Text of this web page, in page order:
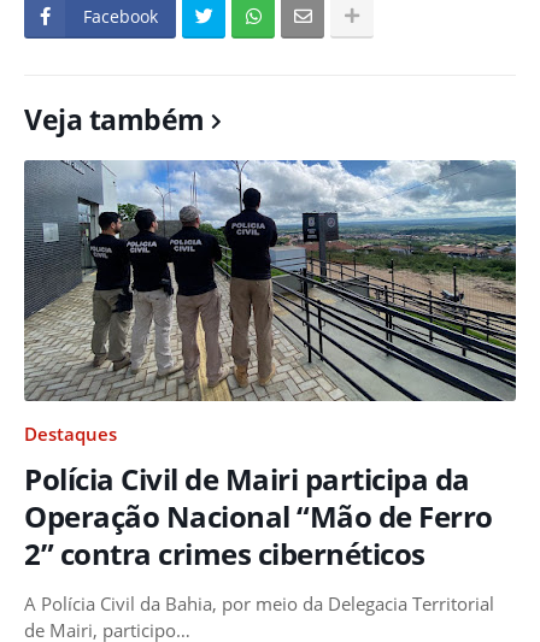
Facebook
Veja também
Destaques
Polícia Civil de Mairi participa da
Operação Nacional “Mão de Ferro
2” contra crimes cibernéticos
A Polícia Civil da Bahia, por meio da Delegacia Territorial
de Mairi, participo…